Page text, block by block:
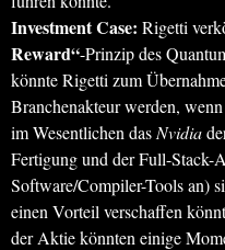
Investment Case: Rigetti
Reward“-Prinzip des
könnte Rigetti zum
Branchenakteur werden,
im Wesentlichen das Nvidia
Fertigung und der Full-Stack-
Software/Compiler-Tools an)
einen Vorteil verschaffen
der Aktie könnten einige